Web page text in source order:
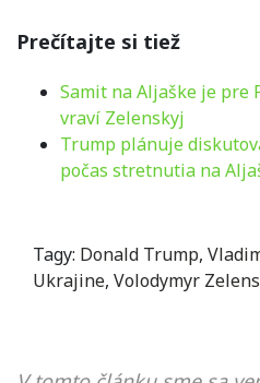
Prečítajte si tiež
Samit na Aljaške je pre
vraví Zelenskyj
Trump plánuje
počas stretnutia na
Tagy: Donald Trump,
Ukrajine, Volodymyr